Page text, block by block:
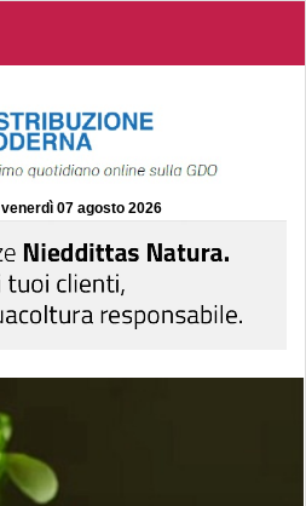
venerdì 07 agosto 2026